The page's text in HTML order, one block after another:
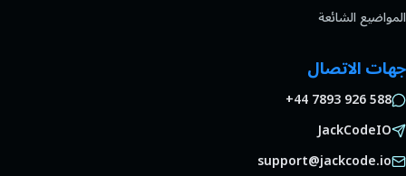
المواضيع الشائعة
جهات الاتصال
+44 7893 926 588
JackCodeIO
support@jackcode.io